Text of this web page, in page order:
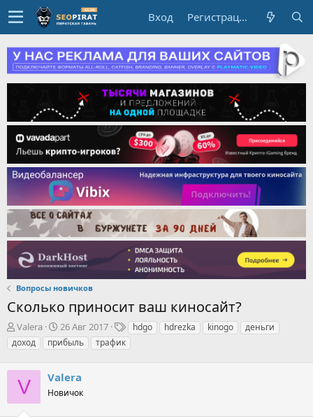
Вход Регистрация
Вопросы новичков
Сколько приносит ваш киносайт?
А
в
т
т
е
м
Valera
Д
а
т
н
а
а
26 Авг 2017
Т
е
г
hdgo hdrezka kinogo
деньги
доход
прибыль трафик
V Valera
Новичок